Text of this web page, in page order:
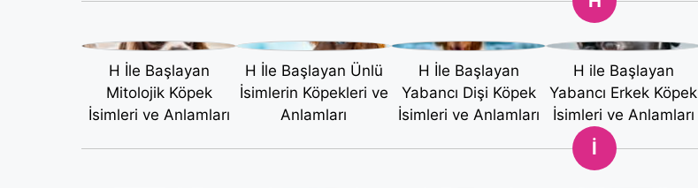
H İle Başlayan
Mitolojik Köpek
İsimleri ve Anlamları
H İle Başlayan Ünlü
İsimlerin Köpekleri ve
Anlamları
H İle Başlayan
Yabancı Dişi Köpek
İsimleri ve Anlamları
H ile Başlayan
Yabancı Erkek Köpek
İsimleri ve Anlamları
İ